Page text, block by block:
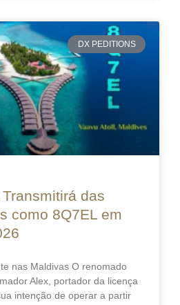
DX PEDITIONS
das
como 8Q7EL em
nas Maldivas O renomado
Alex, portador da licença
intenção de operar a partir